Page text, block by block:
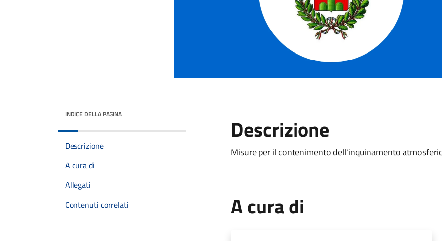
INDICE DELLA PAGINA
Descrizione
A cura di
Allegati
Contenuti correlati
Descrizione
Misure per il contenimento dell'inquinamento
A cura di